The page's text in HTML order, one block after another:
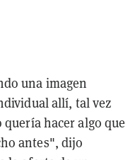
una imagen
allí, tal vez
hacer algo que
antes", dijo